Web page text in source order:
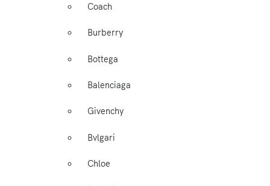
Coach
Burberry
Bottega
Balenciaga
Givenchy
Bvlgari
Chloe